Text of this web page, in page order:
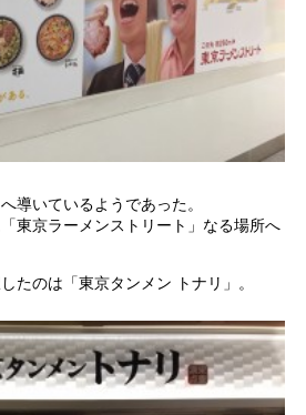
導いているようであった。
東京ラーメンストリート」なる場所へ
たのは「東京タンメン トナリ」。